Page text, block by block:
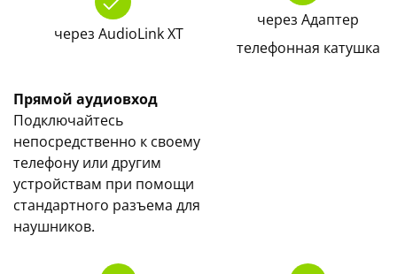
через AudioLink XT
через Aдаптер
телефонная катушка
Прямой аудиовход
Подключайтесь
непосредственно к своему
телефону или другим
устройствам при помощи
стандартного разъема для
наушников.